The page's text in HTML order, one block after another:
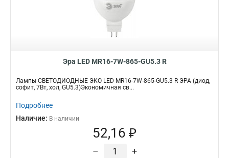
Эра LED MR16-7W-865-GU5.3 R
Лампы СВЕТОДИОДНЫЕ ЭКО LED MR16-7W-865-GU5.3 R ЭРА (диод,
софит, 7Вт, хол, GU5.3)Экономичная св...
Подробнее
Наличие: В наличии
52,16 ₽
– +